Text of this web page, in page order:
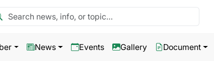
news
News Events Gallery Document